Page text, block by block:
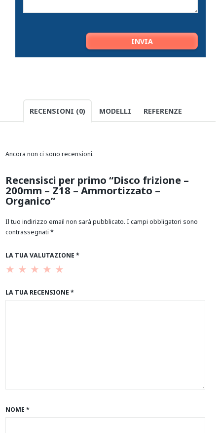
RECENSIONI (0) MODELLI REFERENZE
Ancora non ci sono recensioni.
Recensisci per primo “Disco frizione –
200mm – Z18 – Ammortizzato –
Organico”
Il tuo indirizzo email non sarà pubblicato. I campi obbligatori sono
contrassegnati *
LA TUA VALUTAZIONE *
LA TUA RECENSIONE *
NOME *